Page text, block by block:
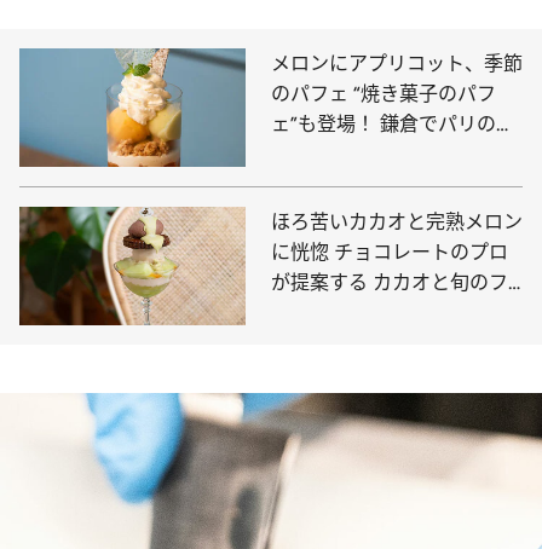
メロンにアプリコット、季節
のパフェ “焼き菓子のパフ
ェ”も登場！ 鎌倉でパリのエ
ほろ苦いカカオと完熟メロン
に恍惚 チョコレートのプロ
が提案する カカオと旬のフ